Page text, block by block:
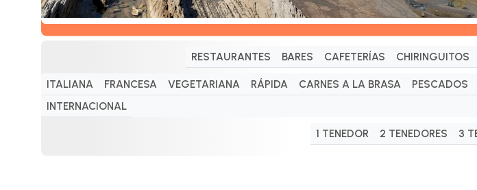
RESTAURANTES BARES CAFETERÍAS CHIRINGUITOS
ITALIANA FRANCESA VEGETARIANA RÁPIDA CARNES A LA BRASA PESCADOS
INTERNACIONAL
1 TENEDOR 2 TENEDORES 3